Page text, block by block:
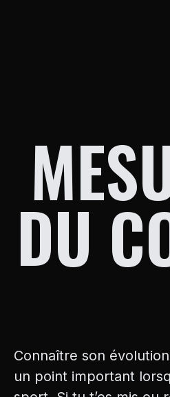
DU
Connaître son
un point important